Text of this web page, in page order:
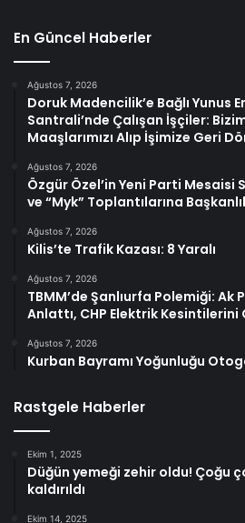
En Güncel Haberler
Ağustos 7, 2026
Doruk Madencilik’e Bağlı Yunus
Santrali’nde Çalışan İşçiler:
Maaşlarımızı Alıp İşimize Geri
Ağustos 7, 2026
Özgür Özel’in Yeni Parti Mesaisi
ve “Myk” Toplantılarına
Ağustos 7, 2026
Kilis’te Trafik Kazası: 8 Yaralı
Ağustos 7, 2026
TBMM’de Şanlıurfa Polemiği: Ak
Anlattı, CHP Elektrik Kesintilerini
Ağustos 7, 2026
Kurban Bayramı Yoğunluğu
Rastgele Haberler
Ekim 1, 2025
Düğün yemeği zehir oldu! Çoğu
kaldırıldı
Ekim 14, 2025